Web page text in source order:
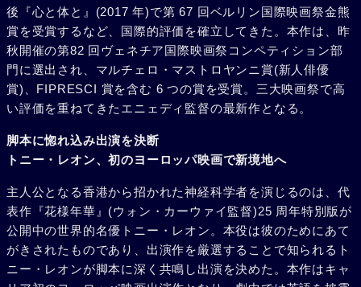
後『心と体と』(2017 年)で第 67 回ベルリン国際映画祭金熊
賞を受賞するなど、国際的評価を確立してきた。本作は、昨
秋開催の第82 回ヴェネチア国際映画祭コンペティション部
門に選出され、マルチェロ・マストロヤンニ賞(新人俳優
賞)、FIPRESCI 賞を含む 6 つの賞を受賞。三大映画祭で高
い評価を重ねてきたエニェディ監督の最新作となる。
脚本に惚れ込み出演を決断
トニー・レオン、初のヨーロッパ映画で新境地へ
主人公となる香港から招かれた神経科学者を演じるのは、代
表作『花様年華』(ウォン・カーウァイ監督)25 周年特別版が
公開中の世界的名優トニー・レオン。本役は彼のためにあて
がきされたものであり、出演作を厳選することで知られるト
ニー・レオンが脚本に深く共鳴し出演を決めた。本作はキャ